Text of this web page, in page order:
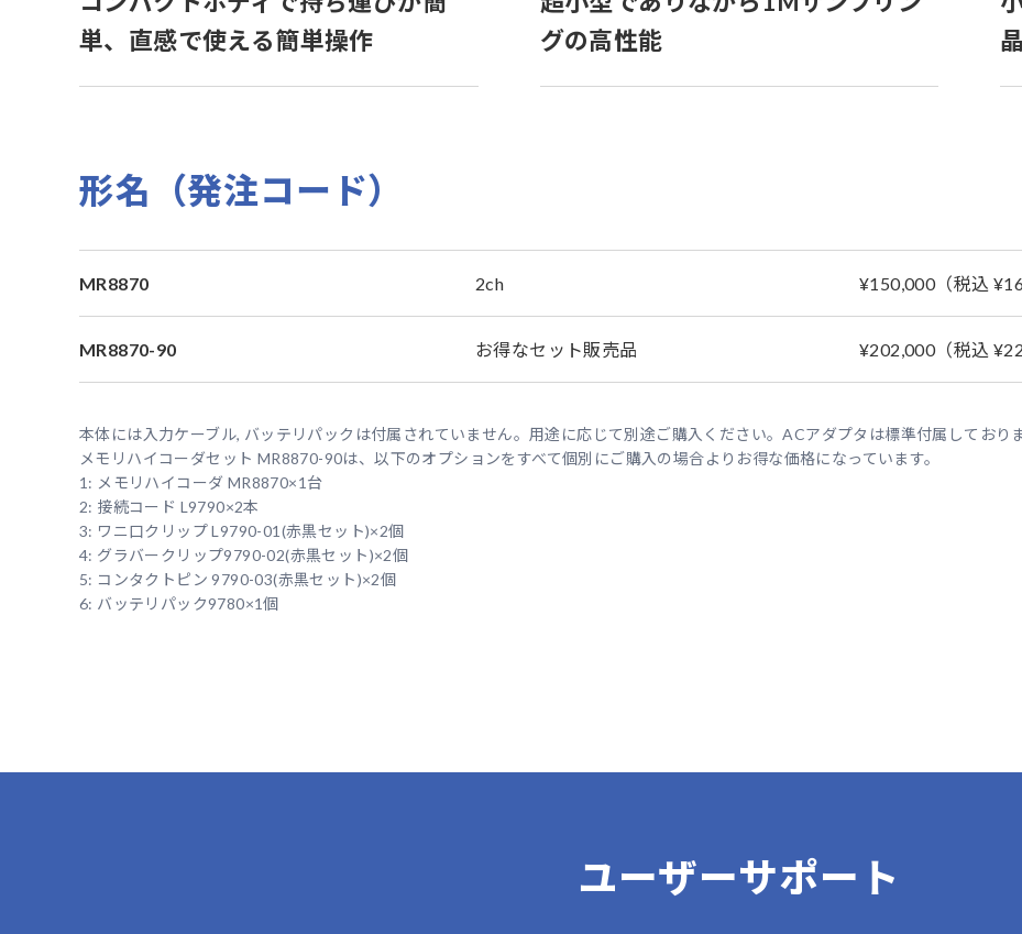
単、直感で使える簡単操作
グの高性能
形名（発注コード）
MR8870 2ch ¥150,000（税込
MR8870-90 お得なセット販売品 ¥202,000（税込
本体には入力ケーブル, バッテリパックは付属されていません。用途に応じて別途ご購入ください。ACアダプタは標準付属しておりま
メモリハイコーダセット MR8870-90は、以下のオプションをすべて個別にご購入の場合よりお得な価格になっています。
1: メモリハイコーダ MR8870×1台
2: 接続コード L9790×2本
3: ワニ口クリップ L9790-01(赤黒セット)×2個
4: グラバークリップ9790-02(赤黒セット)×2個
5: コンタクトピン 9790-03(赤黒セット)×2個
6: バッテリパック9780×1個
ユーザーサポート